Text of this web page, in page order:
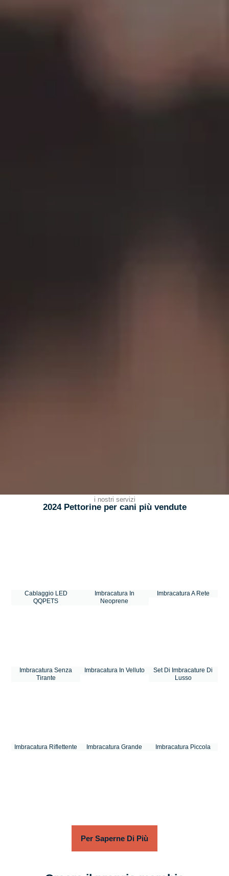
i nostri servizi
2024 Pettorine per cani più vendute
Cablaggio LED
QQPETS
Imbracatura In
Neoprene
Imbracatura A Rete
Imbracatura Senza
Tirante
Imbracatura In Velluto
Set Di Imbracature Di
Lusso
Imbracatura Riflettente Imbracatura Grande Imbracatura Piccola
Per Saperne Di Più